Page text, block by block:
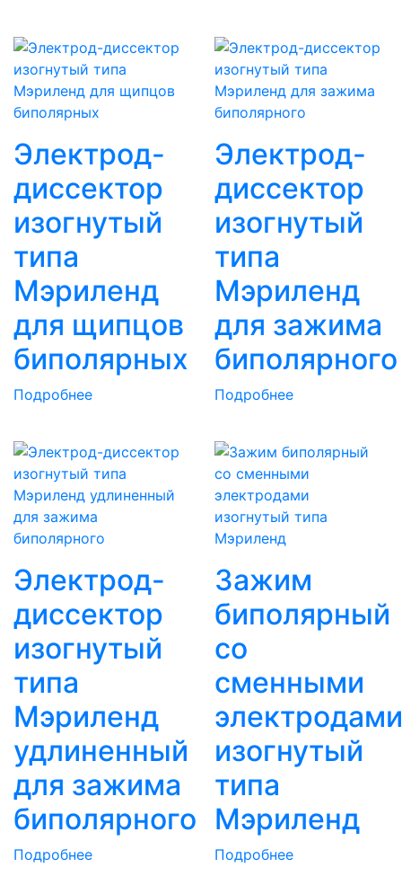
Электрод-
диссектор
изогнутый
типа
Мэриленд
для щипцов
биполярных
Подробнее
Электрод-
диссектор
изогнутый
типа
Мэриленд
для зажима
биполярного
Подробнее
Электрод-
диссектор
изогнутый
типа
Мэриленд
удлиненный
для зажима
биполярного
Подробнее
Зажим
биполярный
со
сменными
электродами
изогнутый
типа
Мэриленд
Подробнее